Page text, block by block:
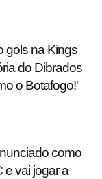
gols na Kings
do Dibrados
o Botafogo!'
como
e vai jogar a